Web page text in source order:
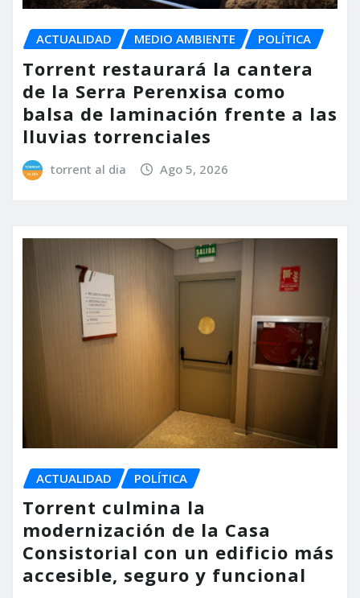
ACTUALIDAD MEDIO AMBIENTE POLÍTICA
Torrent restaurará la cantera
de la Serra Perenxisa como
balsa de laminación frente a las
lluvias torrenciales
torrent al dia Ago 5, 2026
ACTUALIDAD POLÍTICA
Torrent culmina la
modernización de la Casa
Consistorial con un edificio más
accesible, seguro y funcional